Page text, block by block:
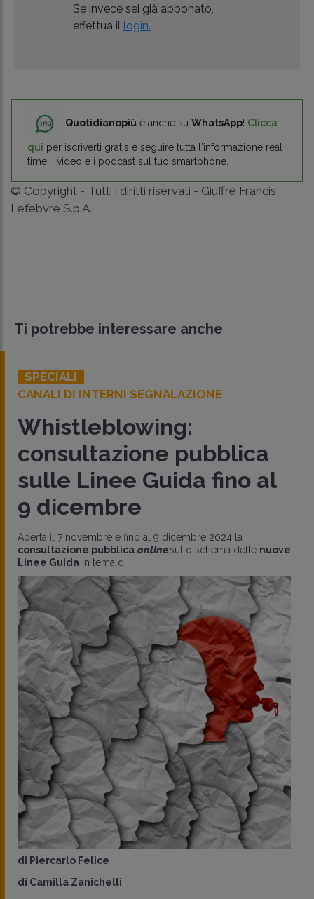
Se invece sei già abbonato,
effettua il login.
Quotidianopiù è anche su WhatsApp! Clicca
qui per iscriverti gratis e seguire tutta l'informazione real
time, i video e i podcast sul tuo smartphone.
© Copyright - Tutti i diritti riservati - Giuffrè Francis
Lefebvre S.p.A.
Ti potrebbe interessare anche
SPECIALI
CANALI DI INTERNI SEGNALAZIONE
Whistleblowing:
consultazione pubblica
sulle Linee Guida fino al
9 dicembre
Aperta il 7 novembre e fino al 9 dicembre 2024 la
consultazione pubblica onlinesullo schema delle nuove
Linee Guida in tema di
di Piercarlo Felice
di Camilla Zanichelli